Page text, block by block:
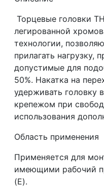
Торцевые головки
легированной
технологии,
прилагать
допустимые для
50%. Накатка на
удерживать головку
крепежом при
использования
Область применения
Применяется для
имеющими рабочий
(Е).